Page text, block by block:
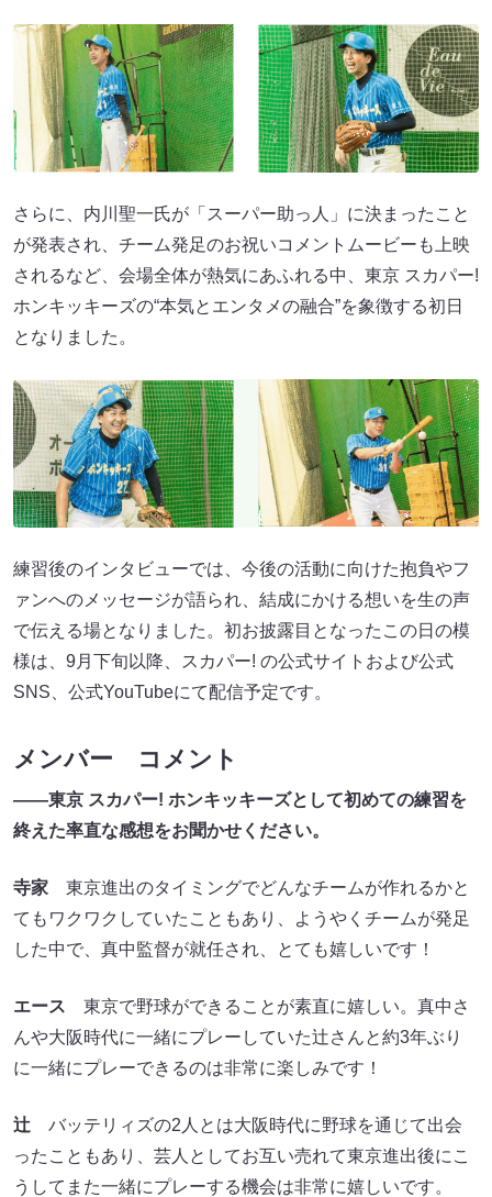
さらに、内川聖一氏が「スーパー助っ人」に決まったこと
が発表され、チーム発足のお祝いコメントムービーも上映
されるなど、会場全体が熱気にあふれる中、東京 スカパー!
ホンキッキーズの“本気とエンタメの融合”を象徴する初日
となりました。
練習後のインタビューでは、今後の活動に向けた抱負やフ
ァンへのメッセージが語られ、結成にかける想いを生の声
で伝える場となりました。初お披露目となったこの日の模
様は、9月下旬以降、スカパー! の公式サイトおよび公式
SNS、公式YouTubeにて配信予定です。
メンバー コメント
――東京 スカパー! ホンキッキーズとして初めての練習を
終えた率直な感想をお聞かせください。
寺家 東京進出のタイミングでどんなチームが作れるかと
てもワクワクしていたこともあり、ようやくチームが発足
した中で、真中監督が就任され、とても嬉しいです！
エース 東京で野球ができることが素直に嬉しい。真中さ
んや大阪時代に一緒にプレーしていた辻さんと約3年ぶり
に一緒にプレーできるのは非常に楽しみです！
辻 バッテリィズの2人とは大阪時代に野球を通じて出会
ったこともあり、芸人としてお互い売れて東京進出後にこ
うしてまた一緒にプレーする機会は非常に嬉しいです。